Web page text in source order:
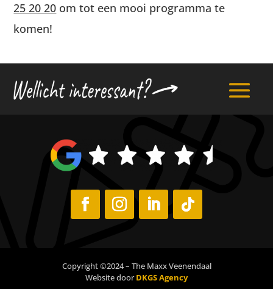
25 20 20 om tot een mooi programma te
komen!
Copyright ©2024 – The Maxx Veenendaal
Website doorDKGS Agency